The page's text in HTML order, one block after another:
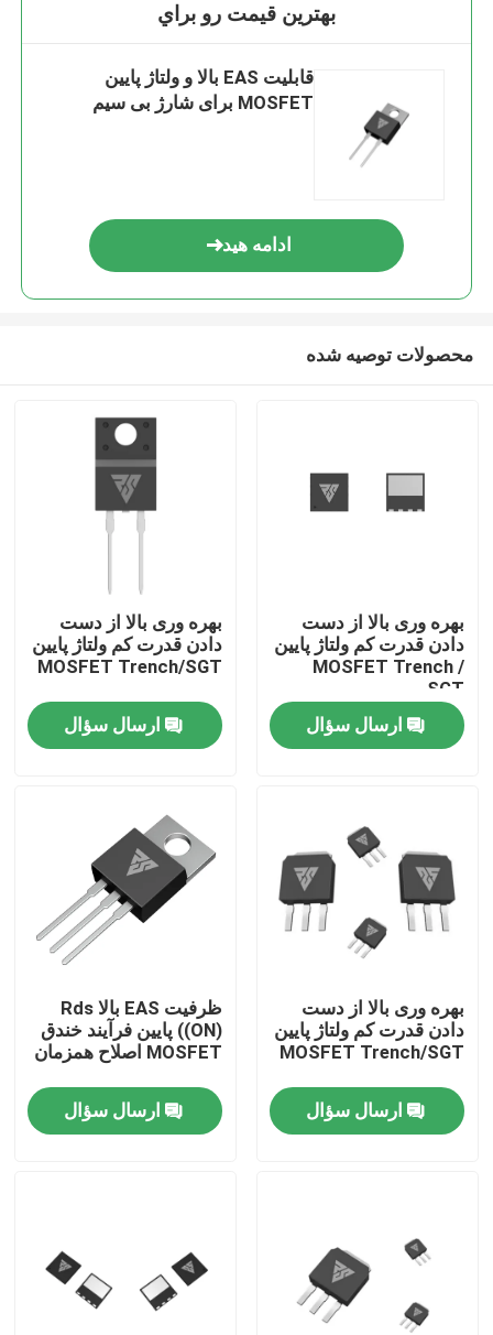
خونه
تور کارخانه
با ما تماس بگیرید
اخبار
ماسفت با قدرت بالا
ماسفت سیلیکون کاربید
بهترين قيمت رو براي
قابلیت EAS بالا و ولتاژ پایین
MOSFET برای شارژ بی سیم
ادامه هید
محصولات توصیه شده
بهره وری بالا از دست
دادن قدرت کم ولتاژ پایین
MOSFET Trench /
SGT
ارسال سؤال
بهره وری بالا از دست
دادن قدرت کم ولتاژ پایین
MOSFET Trench/SGT
ارسال سؤال
بهره وری بالا از دست
دادن قدرت کم ولتاژ پایین
MOSFET Trench/SGT
ارسال سؤال
ظرفیت EAS بالا Rds
((ON) پایین فرآیند خندق
MOSFET اصلاح همزمان
ارسال سؤال